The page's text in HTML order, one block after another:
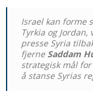
Israel kan forme
Tyrkia og
presse Syria
fjerne Saddam
strategisk mål
å stanse Syrias